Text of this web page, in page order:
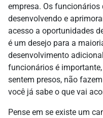
empresa. Os funcionários
desenvolvendo e
acesso a oportunidades
é um desejo para a
desenvolvimento
funcionários é
sentem presos, não
você já sabe o que vai
Pense em se existe um